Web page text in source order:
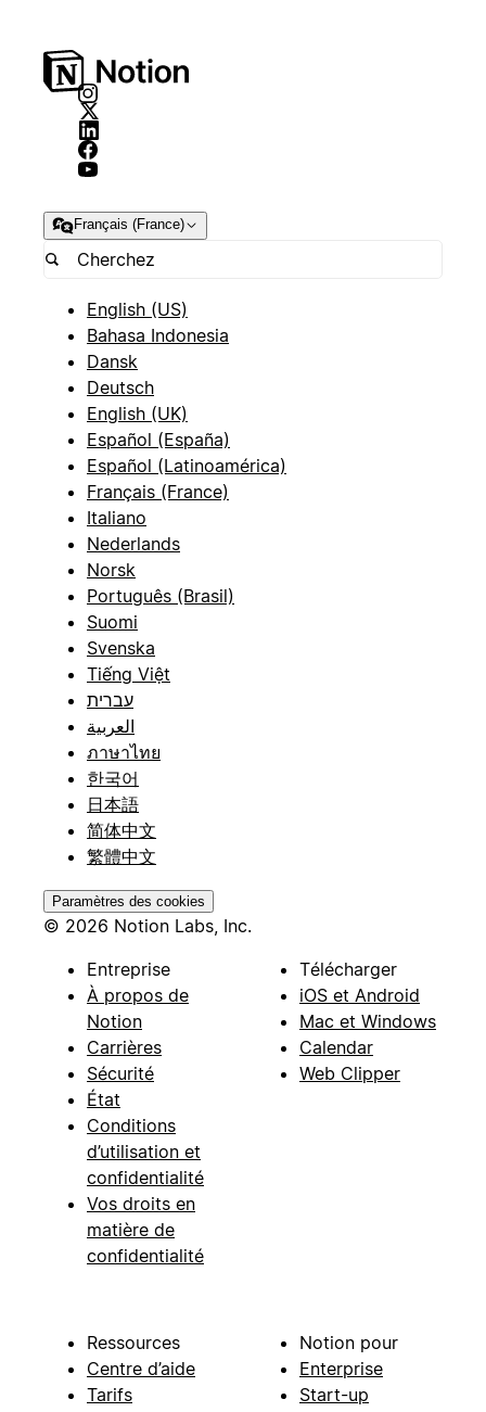
Français (France)
English (US)
Bahasa Indonesia
Dansk
Deutsch
English (UK)
Español (España)
Español (Latinoamérica)
Français (France)
Italiano
Nederlands
Norsk
Português (Brasil)
Suomi
Svenska
Tiếng Việt
עברית
العربية
ภาษาไทย
한국어
日本語
简体中文
繁體中文
Paramètres des cookies
© 2026 Notion Labs, Inc.
Entreprise
À propos de
Notion
Carrières
Sécurité
État
Conditions
d’utilisation et
confidentialité
Vos droits en
matière de
confidentialité
Télécharger
iOS et Android
Mac et Windows
Calendar
Web Clipper
Ressources
Centre d’aide
Tarifs
Notion pour
Enterprise
Start-up